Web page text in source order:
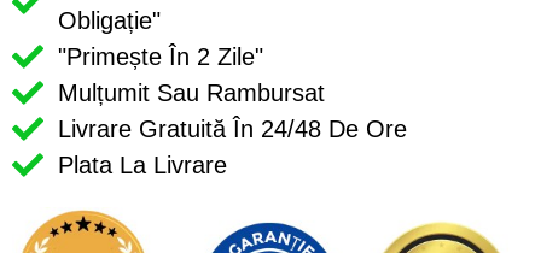
Obligație"
"Primește În 2 Zile"
Mulțumit Sau Rambursat
Livrare Gratuită În 24/48 De Ore
Plata La Livrare